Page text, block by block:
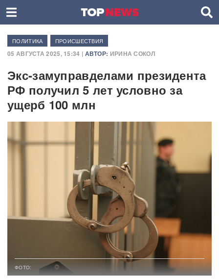
ПОЛИТИКА ПРОИСШЕСТВИЯ
05 АВГУСТА 2025, 15:34 | АВТОР: ИРИНА СОКОЛ
Экс-замуправделами президента
РФ получил 5 лет условно за
ущерб 100 млн
ФОТО: